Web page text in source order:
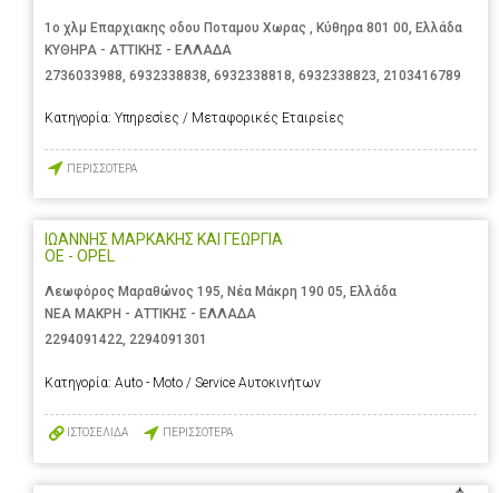
1ο χλμ Επαρχιακης οδου Ποταμου Χωρας , Κύθηρα 801 00, Ελλάδα
ΚΥΘΗΡΑ - ΑΤΤΙΚΗΣ - ΕΛΛΑΔΑ
2736033988, 6932338838, 6932338818, 6932338823, 2103416789
Κατηγορία: Υπηρεσίες / Μεταφορικές Εταιρείες
ΠΕΡΙΣΣΟΤΕΡΑ
ΙΩΑΝΝΗΣ ΜΑΡΚΑΚΗΣ ΚΑΙ ΓΕΩΡΓΙΑ
ΟΕ - OPEL
Λεωφόρος Μαραθώνος 195, Νέα Μάκρη 190 05, Ελλάδα
ΝΕΑ ΜΑΚΡΗ - ΑΤΤΙΚΗΣ - ΕΛΛΑΔΑ
2294091422, 2294091301
Κατηγορία: Auto - Moto / Service Αυτοκινήτων
ΙΣΤΟΣΕΛΙΔΑ ΠΕΡΙΣΣΟΤΕΡΑ